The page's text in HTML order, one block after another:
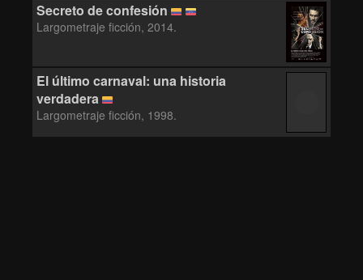
Secreto de confesión
Largometraje ficción, 2014.
El último carnaval: una historia
verdadera
Largometraje ficción, 1998.